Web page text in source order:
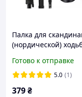
Палка для
(нордической)
алюминиевая 1 шт
Черный
Готово к отправке
5.0 (1)
379₴